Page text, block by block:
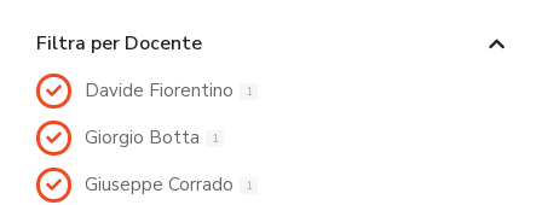
Filtra per Docente
Davide Fiorentino 1
Giorgio Botta 1
Giuseppe Corrado 1